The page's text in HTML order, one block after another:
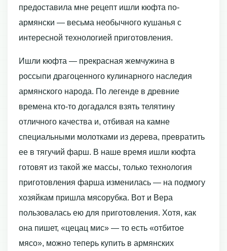
предоставила мне рецепт ишли кюфта по-
армянски — весьма необычного кушанья с
интересной технологией приготовления.
Ишли кюфта — прекрасная жемчужина в
россыпи драгоценного кулинарного наследия
армянского народа. По легенде в древние
времена кто-то догадался взять телятину
отличного качества и, отбивая на камне
специальными молотками из дерева, превратить
ее в тягучий фарш. В наше время ишли кюфта
готовят из такой же массы, только технология
приготовления фарша изменилась — на подмогу
хозяйкам пришла мясорубка. Вот и Вера
пользовалась ею для приготовления. Хотя, как
она пишет, «цецац мис» — то есть «отбитое
мясо», можно теперь купить в армянских